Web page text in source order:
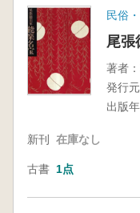
民俗
尾張
著者：
発行元
出版年
新刊 在庫なし
古書 1点